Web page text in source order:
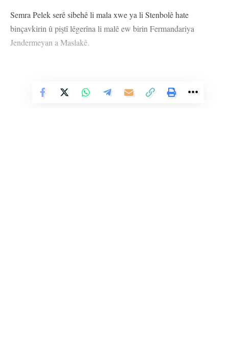
Semra Pelek serê sibehê li mala xwe ya li Stenbolê hate
binçavkirin û piştî lêgerîna li malê ew birin Fermandariya
Jendermeyan a Maslakê.
Vê Nûçeyê Bixwîne